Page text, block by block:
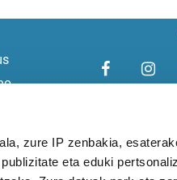
zure IP zenbakia,
eta eduki